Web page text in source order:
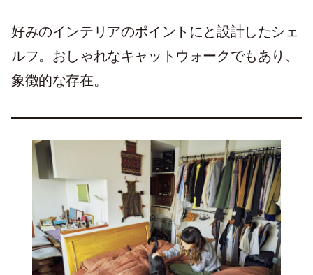
好みのインテリアのポイントにと設計したシェ
ルフ。おしゃれなキャットウォークでもあり、
象徴的な存在。